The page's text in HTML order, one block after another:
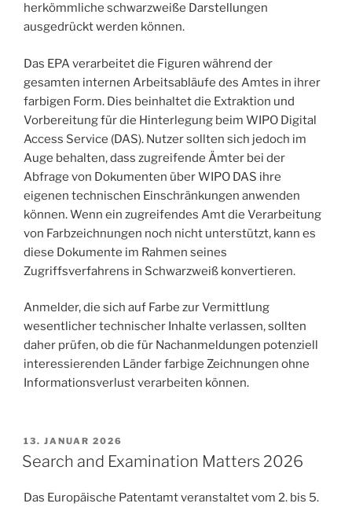
herkömmliche schwarzweiße Darstellungen
ausgedrückt werden können.
Das EPA verarbeitet die Figuren während der
gesamten internen Arbeitsabläufe des Amtes in ihrer
farbigen Form. Dies beinhaltet die Extraktion und
Vorbereitung für die Hinterlegung beim WIPO Digital
Access Service (DAS). Nutzer sollten sich jedoch im
Auge behalten, dass zugreifende Ämter bei der
Abfrage von Dokumenten über WIPO DAS ihre
eigenen technischen Einschränkungen anwenden
können. Wenn ein zugreifendes Amt die Verarbeitung
von Farbzeichnungen noch nicht unterstützt, kann es
diese Dokumente im Rahmen seines
Zugriffsverfahrens in Schwarzweiß konvertieren.
Anmelder, die sich auf Farbe zur Vermittlung
wesentlicher technischer Inhalte verlassen, sollten
daher prüfen, ob die für Nachanmeldungen potenziell
interessierenden Länder farbige Zeichnungen ohne
Informationsverlust verarbeiten können.
VERÖFFENTLICHT
AM
13. JANUAR 2026
Search and Examination Matters 2026
Das Europäische Patentamt veranstaltet vom 2. bis 5.